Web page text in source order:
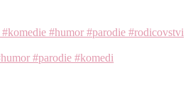
#parodie #komedi